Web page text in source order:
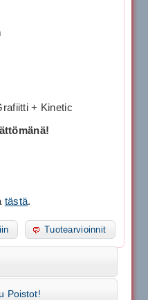
+ Kinetic
tästä.
Tuotearvioinnit
Poistot!